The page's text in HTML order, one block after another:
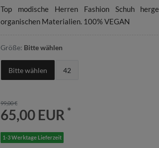
Top modische Herren Fashion Schuh
organischen Materialien. 100% VEGAN
Größe: Bitte wählen
Bitte wählen 42
99,00 €
65,00 EUR *
1-3 Werktage Lieferzeit